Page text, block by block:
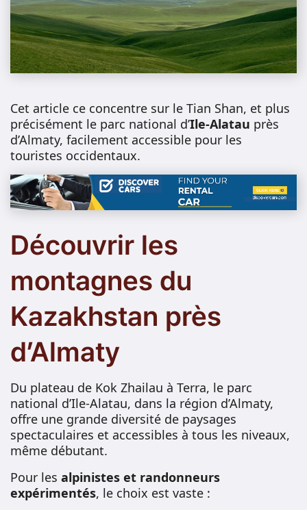
Cet article ce concentre sur le Tian Shan, et plus
précisément le parc national d’Ile-Alatau près
d’Almaty, facilement accessible pour les
touristes occidentaux.
Découvrir les
montagnes du
Kazakhstan près
d’Almaty
Du plateau de Kok Zhailau à Terra, le parc
national d’Ile-Alatau, dans la région d’Almaty,
offre une grande diversité de paysages
spectaculaires et accessibles à tous les niveaux,
même débutant.
Pour les alpinistes et randonneurs
expérimentés, le choix est vaste :